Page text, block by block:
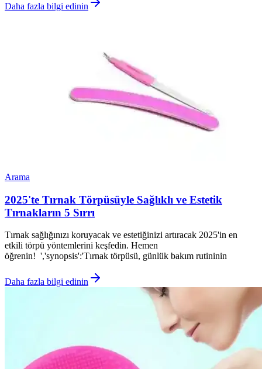
Daha fazla bilgi edinin
Arama
2025'te Tırnak Törpüsüyle Sağlıklı ve Estetik
Tırnakların 5 Sırrı
Tırnak sağlığınızı koruyacak ve estetiğinizi artıracak 2025'in en
etkili törpü yöntemlerini keşfedin. Hemen
öğrenin! ','synopsis':'Tırnak törpüsü, günlük bakım rutininin
Daha fazla bilgi edinin